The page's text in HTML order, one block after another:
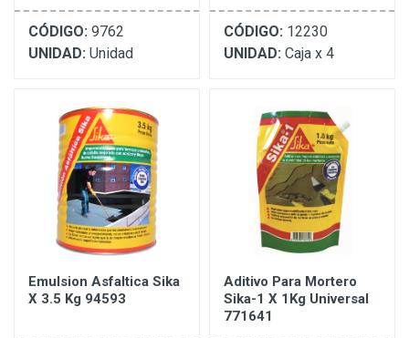
CÓDIGO: 9762
UNIDAD: Unidad
CÓDIGO: 12230
UNIDAD: Caja x 4
Emulsion Asfaltica Sika
X 3.5 Kg 94593
Aditivo Para Mortero
Sika-1 X 1Kg Universal
771641